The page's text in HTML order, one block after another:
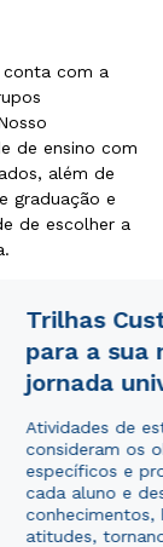
conta com a
de ensino com
além de
graduação e
de escolher a
Trilhas
para a sua
jornada
Atividades de
consideram os
específicos e
cada aluno e
conhecimentos,
atitudes,